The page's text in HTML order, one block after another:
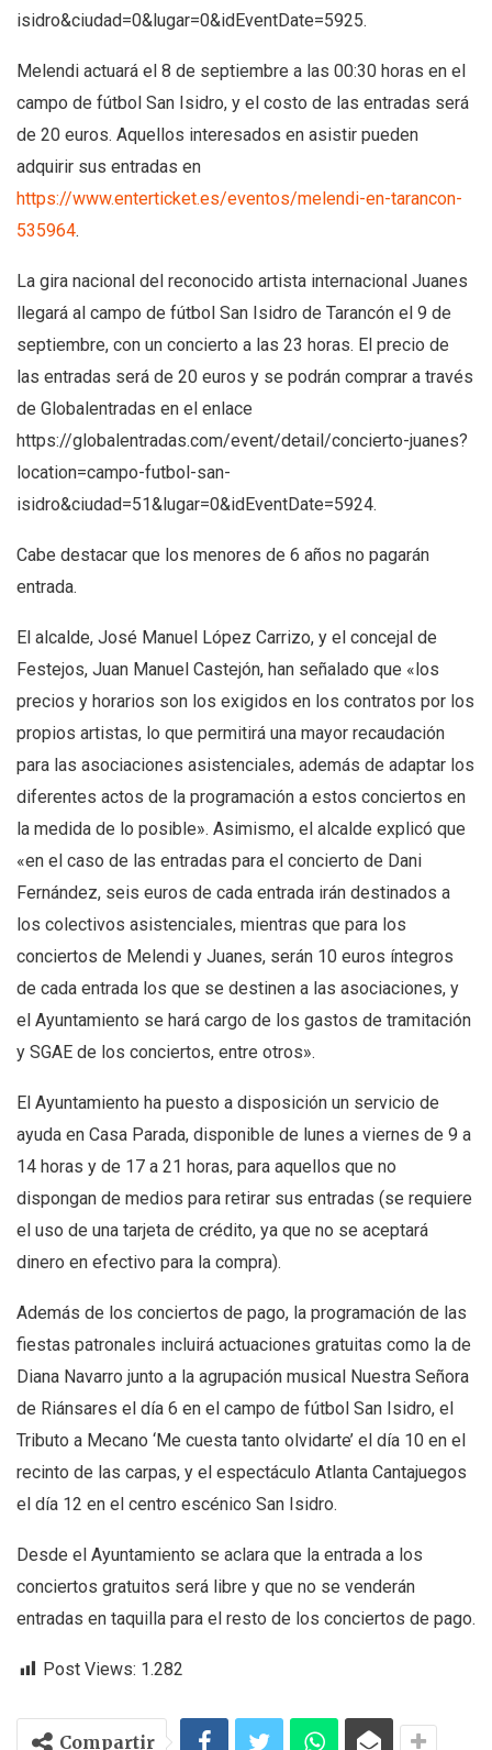
isidro&ciudad=0&lugar=0&idEventDate=5925.
Melendi actuará el 8 de septiembre a las 00:30 horas en el
campo de fútbol San Isidro, y el costo de las entradas será
de 20 euros. Aquellos interesados en asistir pueden
adquirir sus entradas en
https://www.enterticket.es/eventos/melendi-en-tarancon-
535964.
La gira nacional del reconocido artista internacional Juanes
llegará al campo de fútbol San Isidro de Tarancón el 9 de
septiembre, con un concierto a las 23 horas. El precio de
las entradas será de 20 euros y se podrán comprar a través
de Globalentradas en el enlace
https://globalentradas.com/event/detail/concierto-juanes?
location=campo-futbol-san-
isidro&ciudad=51&lugar=0&idEventDate=5924.
Cabe destacar que los menores de 6 años no pagarán
entrada.
El alcalde, José Manuel López Carrizo, y el concejal de
Festejos, Juan Manuel Castejón, han señalado que «los
precios y horarios son los exigidos en los contratos por los
propios artistas, lo que permitirá una mayor recaudación
para las asociaciones asistenciales, además de adaptar los
diferentes actos de la programación a estos conciertos en
la medida de lo posible». Asimismo, el alcalde explicó que
«en el caso de las entradas para el concierto de Dani
Fernández, seis euros de cada entrada irán destinados a
los colectivos asistenciales, mientras que para los
conciertos de Melendi y Juanes, serán 10 euros íntegros
de cada entrada los que se destinen a las asociaciones, y
el Ayuntamiento se hará cargo de los gastos de tramitación
y SGAE de los conciertos, entre otros».
El Ayuntamiento ha puesto a disposición un servicio de
ayuda en Casa Parada, disponible de lunes a viernes de 9 a
14 horas y de 17 a 21 horas, para aquellos que no
dispongan de medios para retirar sus entradas (se requiere
el uso de una tarjeta de crédito, ya que no se aceptará
dinero en efectivo para la compra).
Además de los conciertos de pago, la programación de las
fiestas patronales incluirá actuaciones gratuitas como la de
Diana Navarro junto a la agrupación musical Nuestra Señora
de Riánsares el día 6 en el campo de fútbol San Isidro, el
Tributo a Mecano ‘Me cuesta tanto olvidarte’ el día 10 en el
recinto de las carpas, y el espectáculo Atlanta Cantajuegos
el día 12 en el centro escénico San Isidro.
Desde el Ayuntamiento se aclara que la entrada a los
conciertos gratuitos será libre y que no se venderán
entradas en taquilla para el resto de los conciertos de pago.
Post Views: 1.282
Compartir